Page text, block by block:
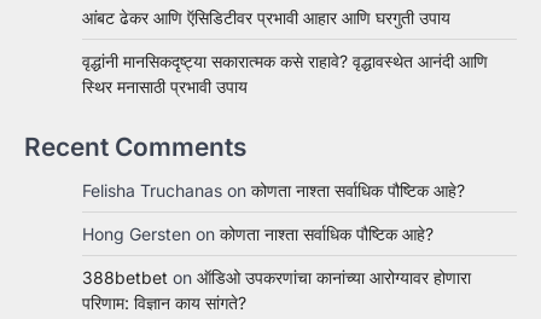
आंबट ढेकर आणि ऍसिडिटीवर प्रभावी आहार आणि घरगुती उपाय
वृद्धांनी मानसिकदृष्ट्या सकारात्मक कसे राहावे? वृद्धावस्थेत आनंदी आणि
स्थिर मनासाठी प्रभावी उपाय
Recent Comments
Felisha Truchanas on कोणता नाश्ता सर्वाधिक पौष्टिक आहे?
Hong Gersten on कोणता नाश्ता सर्वाधिक पौष्टिक आहे?
388betbet on ऑडिओ उपकरणांचा कानांच्या आरोग्यावर होणारा
परिणाम: विज्ञान काय सांगते?